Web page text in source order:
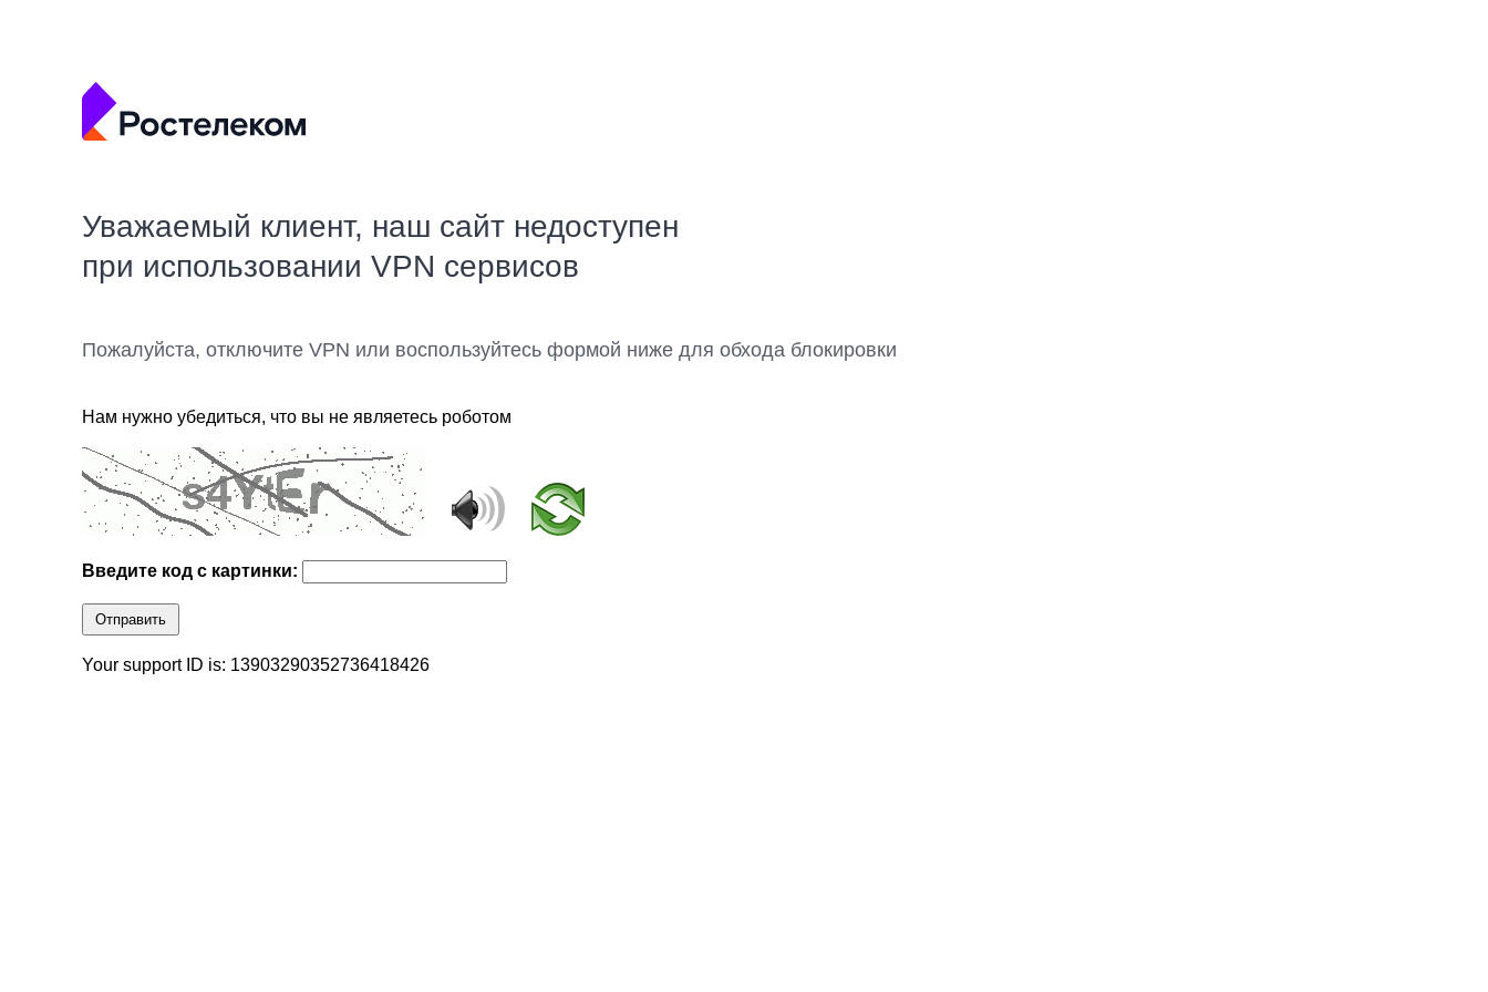
Уважаемый клиент, наш сайт недоступен
при использовании VPN сервисов
Пожалуйста, отключите VPN или воспользуйтесь формой ниже для обхода блокировки
Нам нужно убедиться, что вы не являетесь роботом
Введите код с картинки:
Отправить
Your support ID is: 13903290352736418426